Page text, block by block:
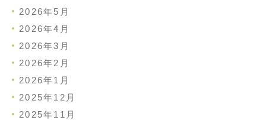
2026年5月
2026年4月
2026年3月
2026年2月
2026年1月
2025年12月
2025年11月